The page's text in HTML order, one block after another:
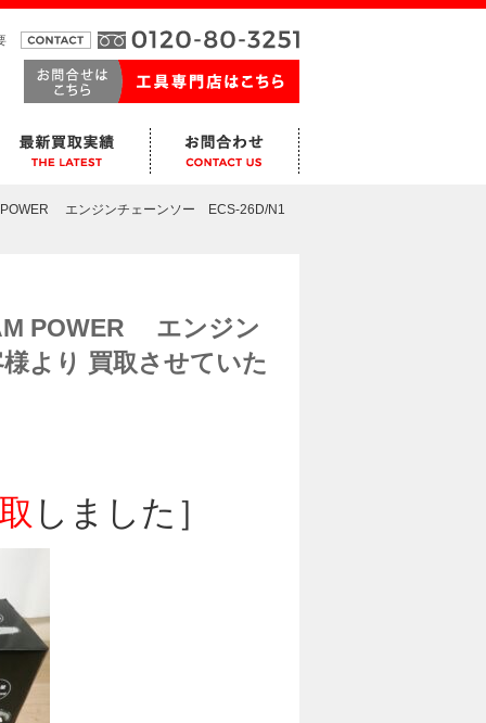
POWER エンジンチェーンソー ECS-26D/N1
POWER エンジン
より 買取させていた
しました］